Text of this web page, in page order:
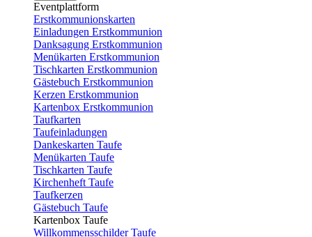
Eventplattform
Erstkommunionskarten
Einladungen Erstkommunion
Danksagung Erstkommunion
Menükarten Erstkommunion
Tischkarten Erstkommunion
Gästebuch Erstkommunion
Kerzen Erstkommunion
Kartenbox Erstkommunion
Taufkarten
Taufeinladungen
Dankeskarten Taufe
Menükarten Taufe
Tischkarten Taufe
Kirchenheft Taufe
Taufkerzen
Gästebuch Taufe
Kartenbox Taufe
Willkommensschilder Taufe